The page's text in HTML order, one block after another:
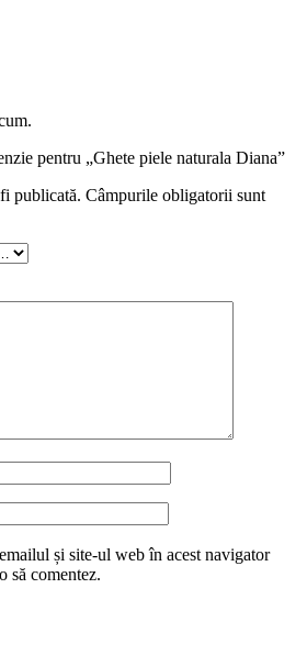
pentru „Ghete piele naturala Diana”
publicată. Câmpurile obligatorii sunt
și site-ul web în acest navigator
să comentez.